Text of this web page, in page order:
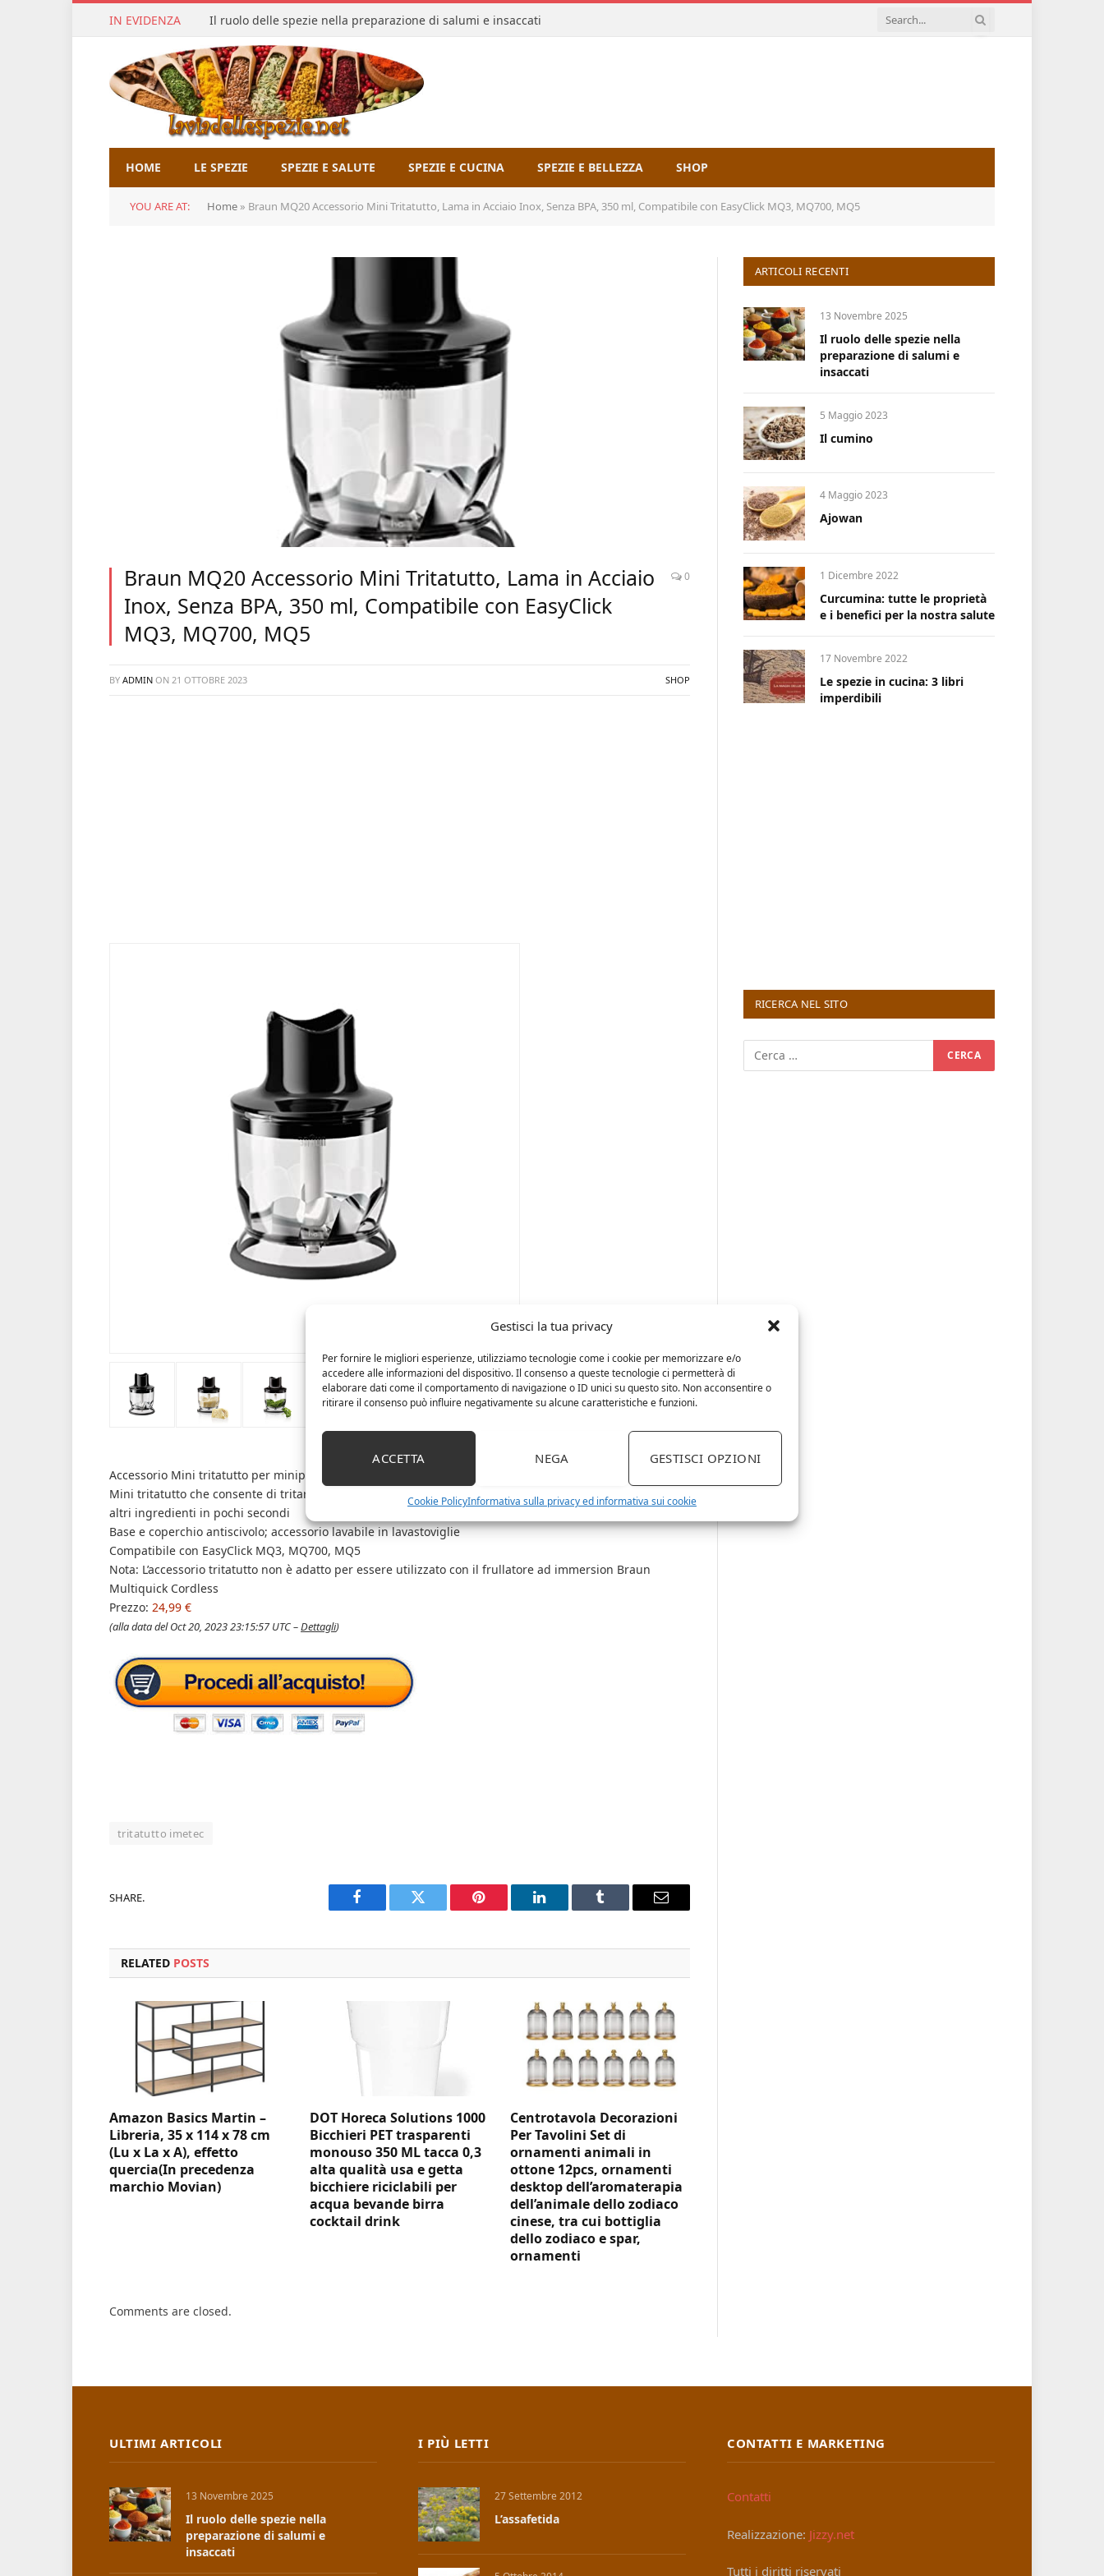
Gestisci la tua privacy
Per fornire le migliori esperienze, utilizziamo tecnologie come i cookie per memorizzare e/o
accedere alle informazioni del dispositivo. Il consenso a queste tecnologie ci permetterà di
elaborare dati come il comportamento di navigazione o ID unici su questo sito. Non acconsentire o
ritirare il consenso può influire negativamente su alcune caratteristiche e funzioni.
ACCETTA NEGA GESTISCI OPZIONI
Cookie PolicyInformativa sulla privacy ed informativa sui cookie
IN EVIDENZA Il ruolo delle spezie nella preparazione di salumi e insaccati
HOME LE SPEZIE SPEZIE E SALUTE SPEZIE E CUCINA SPEZIE E BELLEZZA SHOP
YOU ARE AT: Home » Braun MQ20 Accessorio Mini Tritatutto, Lama in Acciaio Inox, Senza BPA, 350 ml, ‎Compatibile con EasyClick MQ3, MQ700, MQ5
Braun MQ20 Accessorio Mini Tritatutto, Lama in Acciaio
Inox, Senza BPA, 350 ml, ‎Compatibile con EasyClick
MQ3, MQ700, MQ5
0
BY ADMIN ON 21 OTTOBRE 2023 SHOP
Accessorio Mini tritatutto per minipimer, compatto e veloce da 350 ml, facile da installare
Mini tritatutto che consente di tritare carne, formaggi stagionati, frutta secca, erbe aromatiche, carote e
altri ingredienti in pochi secondi
Base e coperchio antiscivolo; accessorio lavabile in lavastoviglie
Compatibile con EasyClick MQ3, MQ700, MQ5
Nota: L’accessorio tritatutto non è adatto per essere utilizzato con il frullatore ad immersion Braun
Multiquick Cordless
Prezzo: 24,99 €
(alla data del Oct 20, 2023 23:15:57 UTC –Dettagli)
tritatutto imetec
SHARE.
Facebook Twitter Pinterest LinkedIn Tumblr Email
RELATED POSTS
Amazon Basics Martin –
Libreria, 35 x 114 x 78 cm
(Lu x La x A), effetto
quercia(In precedenza
marchio Movian)
DOT Horeca Solutions 1000
Bicchieri PET trasparenti
monouso 350 ML tacca 0,3
alta qualità usa e getta
bicchiere riciclabili per
acqua bevande birra
cocktail drink
Centrotavola Decorazioni
Per Tavolini Set di
ornamenti animali in
ottone 12pcs, ornamenti
desktop dell’aromaterapia
dell’animale dello zodiaco
cinese, tra cui bottiglia
dello zodiaco e spar,
ornamenti
Comments are closed.
ARTICOLI RECENTI
13 Novembre 2025
Il ruolo delle spezie nella
preparazione di salumi e
insaccati
5 Maggio 2023
Il cumino
4 Maggio 2023
Ajowan
1 Dicembre 2022
Curcumina: tutte le proprietà
e i benefici per la nostra salute
17 Novembre 2022
Le spezie in cucina: 3 libri
imperdibili
RICERCA NEL SITO
ULTIMI ARTICOLI
13 Novembre 2025
Il ruolo delle spezie nella
preparazione di salumi e
insaccati
I PIÙ LETTI
27 Settembre 2012
L’assafetida
CONTATTI E MARKETING
Contatti
Realizzazione: Jizzy.net
Tutti i diritti riservati